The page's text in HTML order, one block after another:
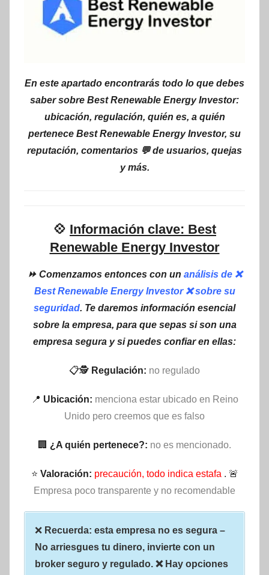
En este apartado encontrarás todo lo que debes
saber sobre Best Renewable Energy Investor:
ubicación, regulación, quién es, a quién
pertenece Best Renewable Energy Investor, su
reputación, comentarios 💬 de usuarios, quejas
y más.
💠 Información clave: Best
Renewable Energy Investor
⏩ Comenzamos entonces con un análisis de ❌
Best Renewable Energy Investor ❌ sobre su
seguridad. Te daremos información esencial
sobre la empresa, para que sepas si son una
empresa segura y si puedes confiar en ellas:
📋🕵 Regulación: no regulado
📍 Ubicación: menciona estar ubicado en Reino
Unido pero creemos que es falso
🏢 ¿A quién pertenece?: no es mencionado.
⭐ Valoración: precaución, todo indica estafa . 🚨
Empresa poco transparente y no recomendable
❌ Recuerda: esta empresa no es segura –
No arriesgues tu dinero, invierte con un
broker seguro y regulado. ❌ Hay opciones